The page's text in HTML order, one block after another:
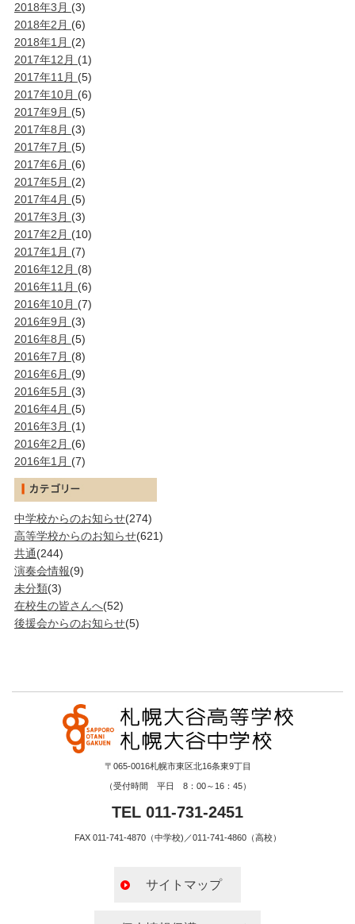
2018年3月 (3)
2018年2月 (6)
2018年1月 (2)
2017年12月 (1)
2017年11月 (5)
2017年10月 (6)
2017年9月 (5)
2017年8月 (3)
2017年7月 (5)
2017年6月 (6)
2017年5月 (2)
2017年4月 (5)
2017年3月 (3)
2017年2月 (10)
2017年1月 (7)
2016年12月 (8)
2016年11月 (6)
2016年10月 (7)
2016年9月 (3)
2016年8月 (5)
2016年7月 (8)
2016年6月 (9)
2016年5月 (3)
2016年4月 (5)
2016年3月 (1)
2016年2月 (6)
2016年1月 (7)
中学校からのお知らせ(274)
高等学校からのお知らせ(621)
共通(244)
演奏会情報(9)
未分類(3)
在校生の皆さんへ(52)
後援会からのお知らせ(5)
〒065-0016札幌市東区北16条東9丁目
（受付時間 平日 8：00～16：45）
TEL 011-731-2451
FAX 011-741-4870（中学校)／011-741-4860（高校）
サイトマップ